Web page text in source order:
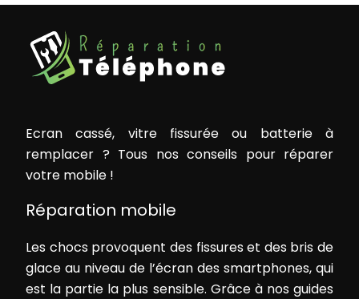
Ecran cassé, vitre fissurée ou batterie à
remplacer ? Tous nos conseils pour réparer
votre mobile !
Réparation mobile
Les chocs provoquent des fissures et des bris de
glace au niveau de l’écran des smartphones, qui
est la partie la plus sensible. Grâce à nos guides